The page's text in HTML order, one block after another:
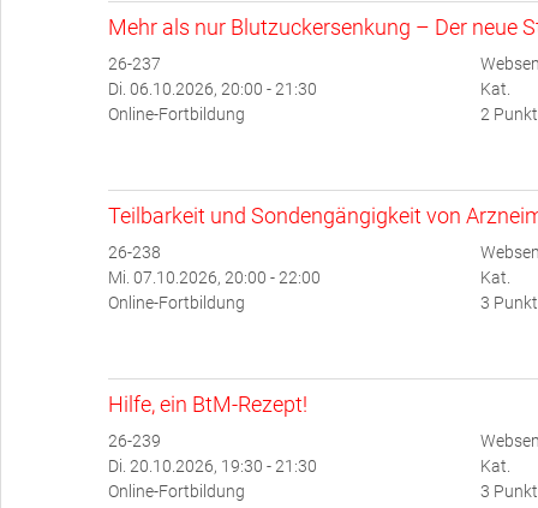
Mehr als nur Blutzuckersenkung – Der neue
26-237
Di. 06.10.2026, 20:00 - 21:30
Online-Fortbildung
Kat.
2
Teilbarkeit und Sondengängigkeit von
26-238
Mi. 07.10.2026, 20:00 - 22:00
Online-Fortbildung
Kat.
3
Hilfe, ein BtM-Rezept!
26-239
Di. 20.10.2026, 19:30 - 21:30
Online-Fortbildung
Kat.
3